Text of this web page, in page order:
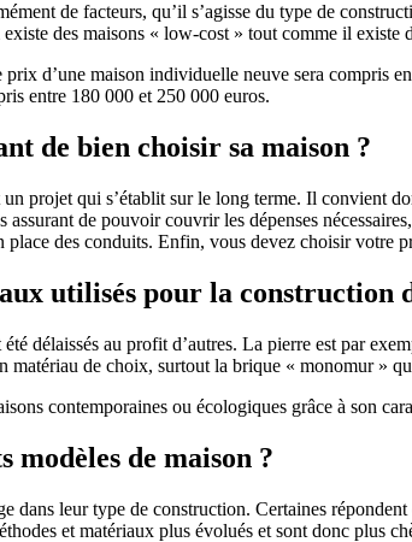
de facteurs, qu’il s’agisse du type de
des maisons « low-cost » tout comme il
prix d’une maison individuelle neuve sera compris
entre 180 000 et 250 000 euros.
de bien choisir sa maison ?
projet qui s’établit sur le long terme. Il convient
assurant de pouvoir couvrir les dépenses
des conduits. Enfin, vous devez choisir votre
utilisés pour la construction
délaissés au profit d’autres. La pierre est par
matériau de choix, surtout la brique « monomur »
contemporaines ou écologiques grâce à son
modèles de maison ?
dans leur type de construction. Certaines
et matériaux plus évolués et sont donc plus